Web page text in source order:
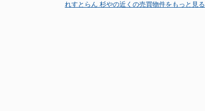
れすとらん 杉やの近くの売買物件をもっと見る